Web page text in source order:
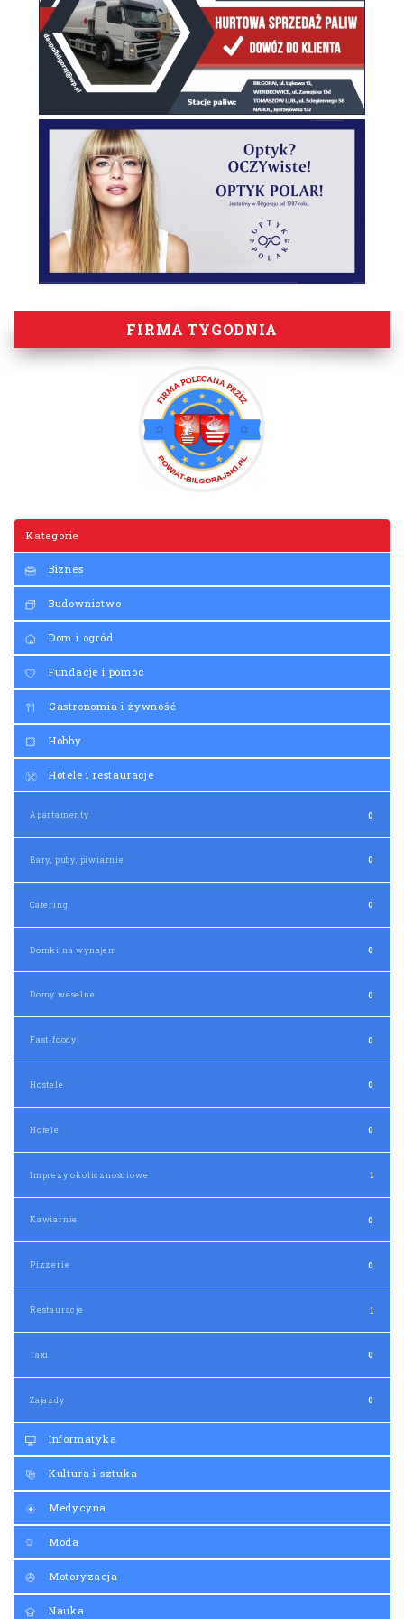
FIRMA TYGODNIA
Kategorie
Biznes
Budownictwo
Dom i ogród
Fundacje i pomoc
Gastronomia i żywność
Hobby
Hotele i restauracje
Apartamenty 0
Bary, puby, piwiarnie 0
Catering 0
Domki na wynajem 0
Domy weselne 0
Fast-foody 0
Hostele 0
Hotele 0
Imprezy okolicznościowe 1
Kawiarnie 0
Pizzerie 0
Restauracje 1
Taxi 0
Zajazdy 0
Informatyka
Kultura i sztuka
Medycyna
Moda
Motoryzacja
Nauka